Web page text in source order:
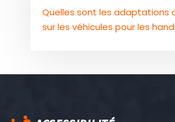
Quelles sont les adaptations
sur les véhicules pour les